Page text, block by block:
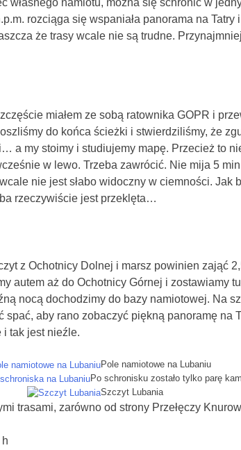
rozciąga się wspaniała panorama na
że trasy wcale nie są trudne.
miałem ze sobą ratownika GOPR i
do końca ścieżki i stwierdziliśmy, że
a my stoimy i studiujemy mapę. Przecież to
w lewo. Trzeba zawrócić. Nie mija 5
nie jest słabo widoczny w ciemności. Jak
rzeczywiście jest przeklęta…
z Ochotnicy Dolnej i marsz powinien zająć
autem aż do Ochotnicy Górnej i zostawiamy
nocą dochodzimy do bazy namiotowej. Na
spać, aby rano zobaczyć piękną panoramę na
i tak jest nieźle.
Pole namiotowe na Lubaniu
Po schronisku zostało tylko parę
Szczyt Lubania
trasami, zarówno od strony Przełęczy